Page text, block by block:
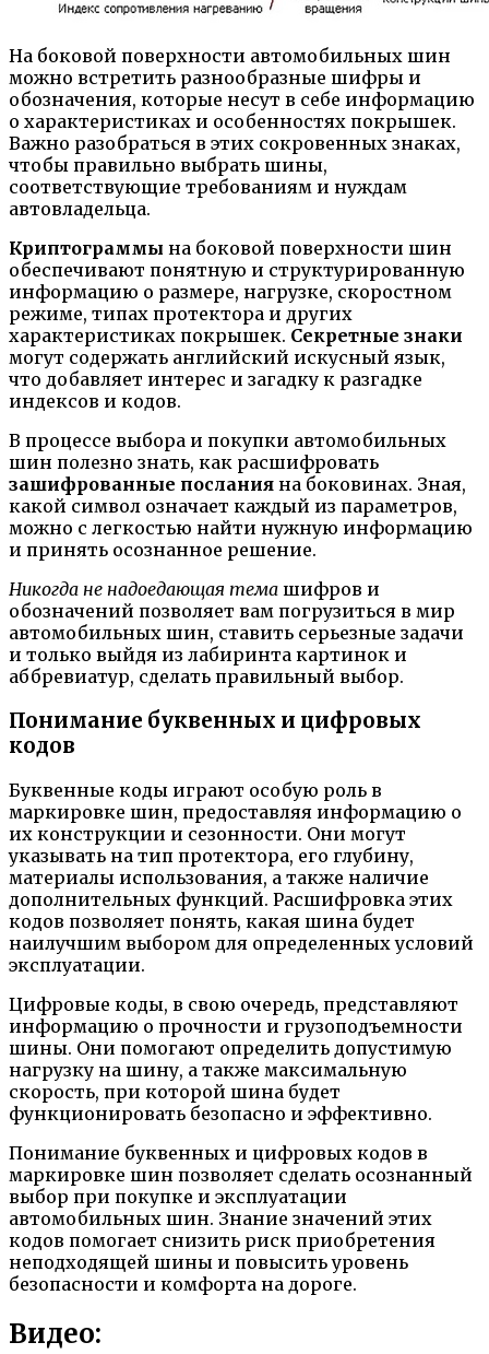
На боковой поверхности автомобильных шин
можно встретить разнообразные шифры и
обозначения, которые несут в себе информацию
о характеристиках и особенностях покрышек.
Важно разобраться в этих сокровенных знаках,
чтобы правильно выбрать шины,
соответствующие требованиям и нуждам
автовладельца.
Криптограммы на боковой поверхности шин
обеспечивают понятную и структурированную
информацию о размере, нагрузке, скоростном
режиме, типах протектора и других
характеристиках покрышек. Секретные знаки
могут содержать английский искусный язык,
что добавляет интерес и загадку к разгадке
индексов и кодов.
В процессе выбора и покупки автомобильных
шин полезно знать, как расшифровать
зашифрованные послания на боковинах. Зная,
какой символ означает каждый из параметров,
можно с легкостью найти нужную информацию
и принять осознанное решение.
Никогда не надоедающая тема шифров и
обозначений позволяет вам погрузиться в мир
автомобильных шин, ставить серьезные задачи
и только выйдя из лабиринта картинок и
аббревиатур, сделать правильный выбор.
Понимание буквенных и цифровых
кодов
Буквенные коды играют особую роль в
маркировке шин, предоставляя информацию о
их конструкции и сезонности. Они могут
указывать на тип протектора, его глубину,
материалы использования, а также наличие
дополнительных функций. Расшифровка этих
кодов позволяет понять, какая шина будет
наилучшим выбором для определенных условий
эксплуатации.
Цифровые коды, в свою очередь, представляют
информацию о прочности и грузоподъемности
шины. Они помогают определить допустимую
нагрузку на шину, а также максимальную
скорость, при которой шина будет
функционировать безопасно и эффективно.
Понимание буквенных и цифровых кодов в
маркировке шин позволяет сделать осознанный
выбор при покупке и эксплуатации
автомобильных шин. Знание значений этих
кодов помогает снизить риск приобретения
неподходящей шины и повысить уровень
безопасности и комфорта на дороге.
Видео: